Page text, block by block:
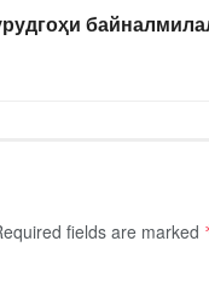
fields are marked